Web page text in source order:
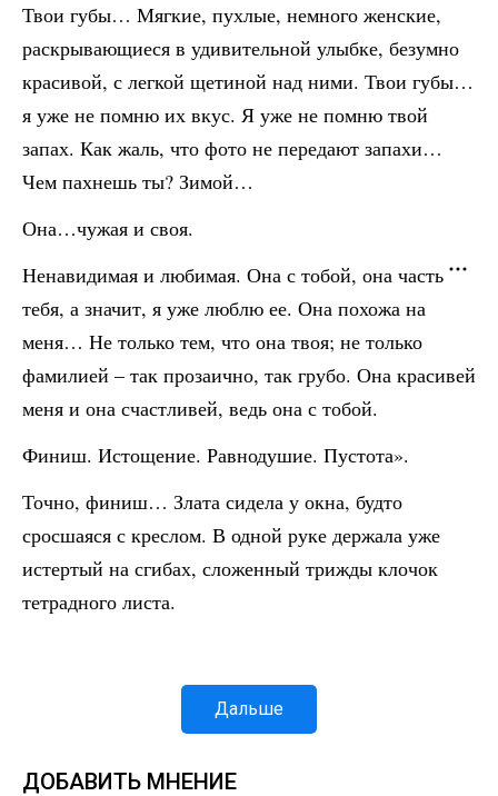
Твои губы… Мягкие, пухлые, немного женские,
раскрывающиеся в удивительной улыбке, безумно
красивой, с легкой щетиной над ними. Твои губы…
я уже не помню их вкус. Я уже не помню твой
запах. Как жаль, что фото не передают запахи…
Чем пахнешь ты? Зимой…
Она…чужая и своя.
Ненавидимая и любимая. Она с тобой, она часть
тебя, а значит, я уже люблю ее. Она похожа на
меня… Не только тем, что она твоя; не только
фамилией – так прозаично, так грубо. Она красивей
меня и она счастливей, ведь она с тобой.
Финиш. Истощение. Равнодушие. Пустота».
Точно, финиш… Злата сидела у окна, будто
сросшаяся с креслом. В одной руке держала уже
истертый на сгибах, сложенный трижды клочок
тетрадного листа.
Дальше
ДОБАВИТЬ МНЕНИЕ